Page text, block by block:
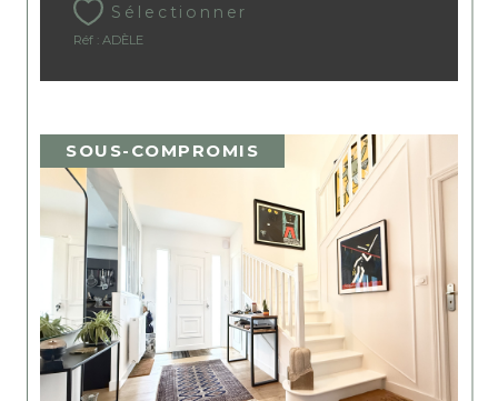
Sélectionner
Réf : ADÈLE
SOUS-COMPROMIS